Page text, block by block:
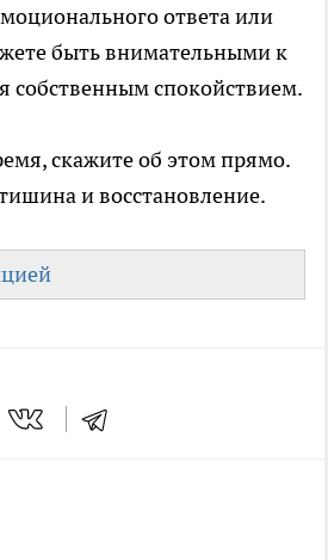
ответа или
быть внимательными к
собственным спокойствием.
скажите об этом прямо.
и восстановление.